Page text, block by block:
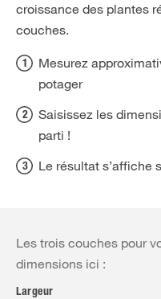
croissance des plantes
couches.
Mesurez
potager
Saisissez les
parti !
Le résultat s’affiche
Les trois couches pour
dimensions ici :
Largeur